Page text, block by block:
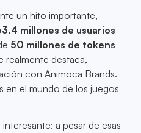
un hito importante,
millones de usuarios
50 millones de tokens
realmente destaca,
con Animoca Brands.
en el mundo de los juegos
a pesar de esas